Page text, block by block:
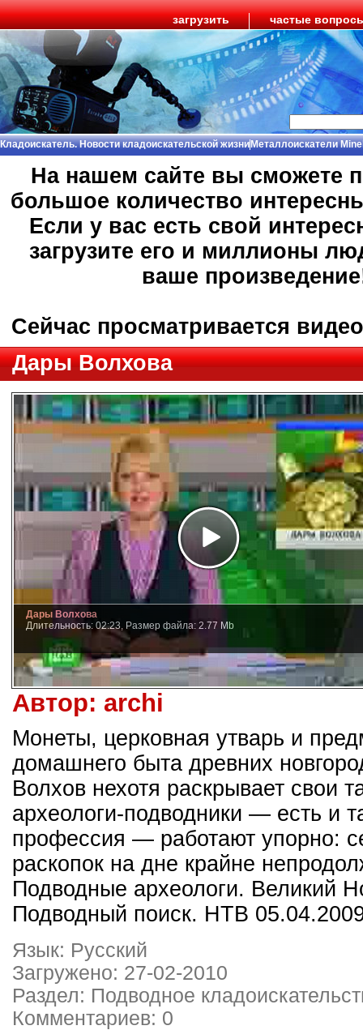
загрузить частые
Кладоискатель. Новости кладоискательской жизниМеталлоискатели
На нашем сайте вы сможете
большое количество
Если у вас есть свой
загрузите его и миллионы
ваше
Сейчас просматривается
Дары Волхова
Дары Волхова
Длительность: 02:23, Размер файла: 2.77 Mb
Автор: archi
Монеты, церковная утварь и
домашнего быта древних
Волхов нехотя раскрывает свои
археологи-подводники — есть и
профессия — работают упорно:
раскопок на дне крайне
Подводные археологи. Великий
Подводный поиск. НТВ
Язык: Русский
Загружено: 27-02-2010
Раздел: Подводное
Комментариев: 0